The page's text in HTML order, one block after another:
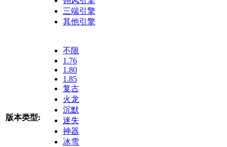
三端引擎
其他引擎
版本类型:
不限
1.76
1.80
1.85
复古
火龙
沉默
迷失
神器
冰雪